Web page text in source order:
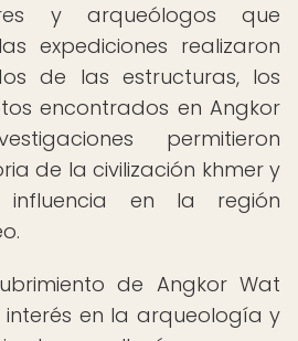
y arqueólogos que
expediciones realizaron
de las estructuras, los
encontrados en Angkor
permitieron
de la civilización khmer y
influencia en la región
de Angkor Wat
en la arqueología y